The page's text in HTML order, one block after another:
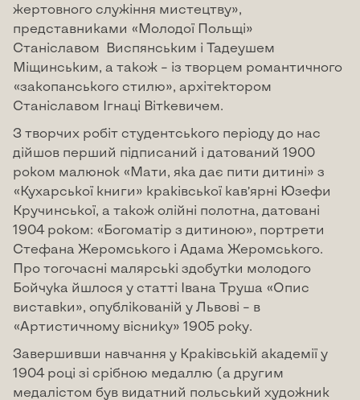
жертовного служіння мистецтву»,
представниками «Молодої Польщі»
Станіславом Виспянським і Тадеушем
Міщинським, а також – із творцем романтичного
«закопанського стилю», архітектором
Станіславом Ігнаці Віткевичем.
З творчих робіт студентського періоду до нас
дійшов перший підписаний і датований 1900
роком малюнок «Мати, яка дає пити дитині» з
«Кухарської книги» краківської кав’ярні Юзефи
Кручинської, а також олійні полотна, датовані
1904 роком: «Богоматір з дитиною», портрети
Стефана Жеромського і Адама Жеромського.
Про тогочасні малярські здобутки молодого
Бойчука йшлося у статті Івана Труша «Опис
виставки», опублікованій у Львові – в
«Артистичному віснику» 1905 року.
Завершивши навчання у Краківській академії у
1904 році зі срібною медаллю (а другим
медалістом був видатний польський художник